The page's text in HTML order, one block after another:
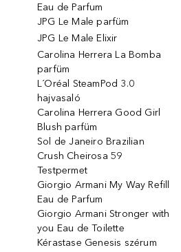
Eau de Parfum
JPG Le Male parfüm
JPG Le Male Elixir
Carolina Herrera La Bomba
parfüm
L´Oréal SteamPod 3.0
hajvasaló
Carolina Herrera Good Girl
Blush parfüm
Sol de Janeiro Brazilian
Crush Cheirosa 59
Testpermet
Giorgio Armani My Way Refill
Eau de Parfum
Giorgio Armani Stronger with
you Eau de Toilette
Kérastase Genesis szérum